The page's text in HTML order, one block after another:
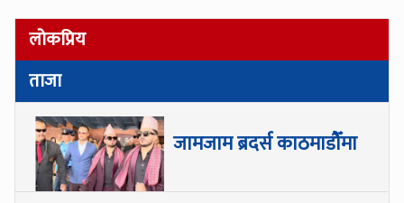
लोकप्रिय
ताजा
जामजाम ब्रदर्स काठमाडौँमा